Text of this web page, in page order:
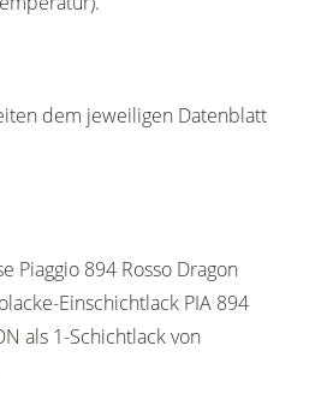
dem jeweiligen Datenblatt
Piaggio 894 Rosso Dragon
Einschichtlack PIA 894
als 1-Schichtlack von